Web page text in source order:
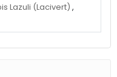
Lazuli (Lacivert) ,